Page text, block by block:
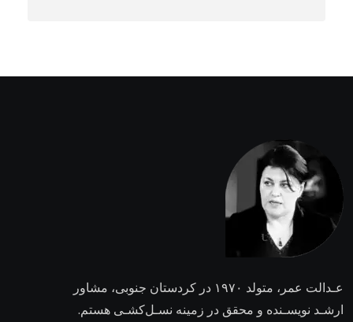
عـدالت عمر، متولد ۱۹۷۰ در کردستان جنوبی، مشاور
ارشـد نویسـنده و محقق در زمینه نسـل‌کشـی هستم.